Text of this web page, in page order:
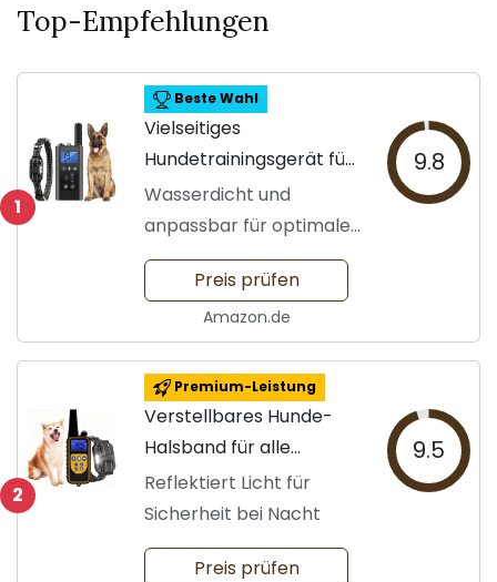
Top-Empfehlungen
1
Beste Wahl
Vielseitiges
Hundetrainingsgerät für
alle Rassen
Wasserdicht und
anpassbar für optimale
Passform
9.8
Preis prüfen
Amazon.de
2
Premium-Leistung
Verstellbares Hunde-
Halsband für alle
Größen
Reflektiert Licht für
Sicherheit bei Nacht
9.5
Preis prüfen